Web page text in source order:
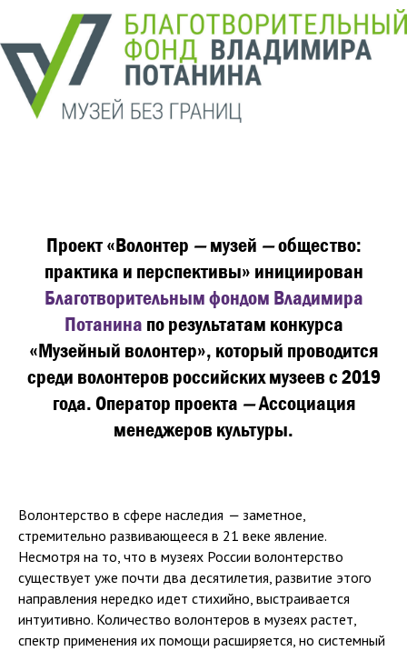
Проект «Волонтер —музей —общество:
практика и перспективы» инициирован
Благотворительным фондом Владимира
Потанина по результатам конкурса
«Музейный волонтер», который проводится
среди волонтеров российских музеев с 2019
года. Оператор проекта —Ассоциация
менеджеров культуры.
Волонтерство в сфере наследия — заметное,
стремительно развивающееся в 21 веке явление.
Несмотря на то, что в музеях России волонтерство
существует уже почти два десятилетия, развитие этого
направления нередко идет стихийно, выстраивается
интуитивно. Количество волонтеров в музеях растет,
спектр применения их помощи расширяется, но системный